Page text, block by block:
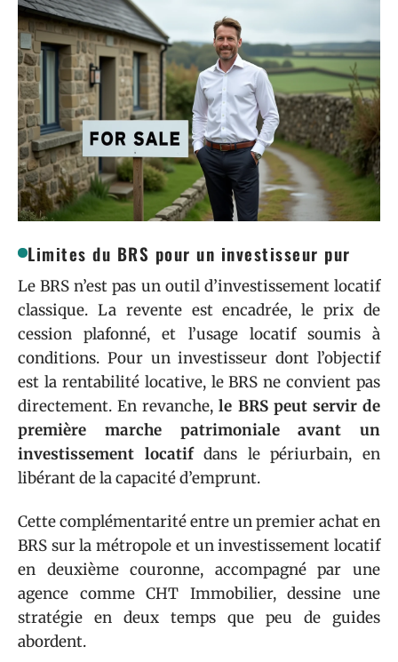
Limites du BRS pour un investisseur pur
Le BRS n’est pas un outil d’investissement locatif
classique. La revente est encadrée, le prix de
cession plafonné, et l’usage locatif soumis à
conditions. Pour un investisseur dont l’objectif
est la rentabilité locative, le BRS ne convient pas
directement. En revanche,le BRS peut servir de
première marche patrimoniale avant un
investissement locatifdans le périurbain, en
libérant de la capacité d’emprunt.
Cette complémentarité entre un premier achat en
BRS sur la métropole et un investissement locatif
en deuxième couronne, accompagné par une
agence comme CHT Immobilier, dessine une
stratégie en deux temps que peu de guides
abordent.